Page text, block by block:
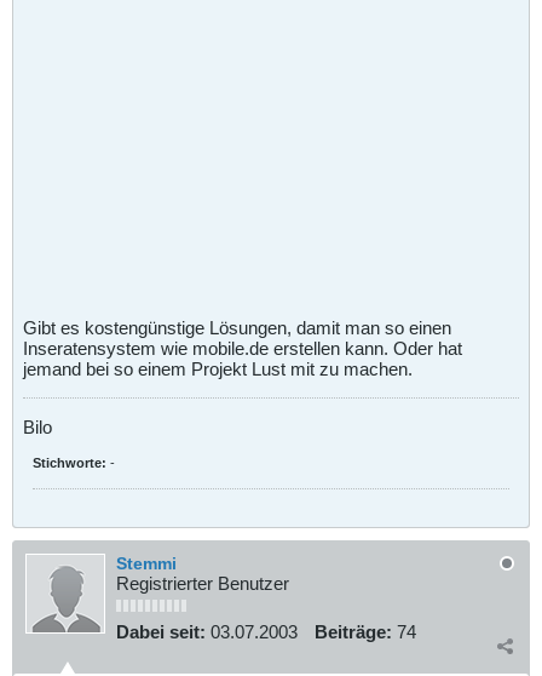
Gibt es kostengünstige Lösungen, damit man so einen
Inseratensystem wie mobile.de erstellen kann. Oder hat
jemand bei so einem Projekt Lust mit zu machen.
Bilo
Stichworte: -
Stemmi
Registrierter Benutzer
Dabei seit: 03.07.2003 Beiträge: 74